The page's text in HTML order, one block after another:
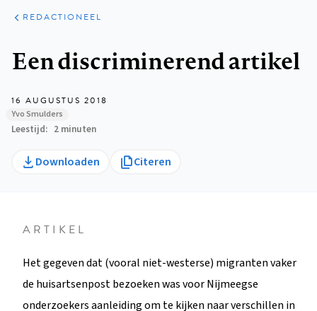
ARTIKELEN
OPINIE
REDACTIONEEL
Een discriminerend artikel
16 AUGUSTUS 2018
Yvo Smulders
Leestijd 2 minuten
Downloaden Citeren
ARTIKEL
Het gegeven dat (vooral niet-westerse) migranten vaker
de huisartsenpost bezoeken was voor Nijmeegse
onderzoekers aanleiding om te kijken naar verschillen in